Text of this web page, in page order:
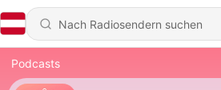
Podcasts